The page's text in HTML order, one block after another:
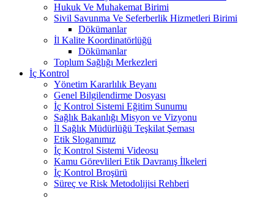
Hukuk Ve Muhakemat Birimi
Sivil Savunma Ve Seferberlik Hizmetleri Birimi
Dökümanlar
İl Kalite Koordinatörlüğü
Dökümanlar
Toplum Sağlığı Merkezleri
İç Kontrol
Yönetim Kararlılık Beyanı
Genel Bilgilendirme Dosyası
İç Kontrol Sistemi Eğitim Sunumu
Sağlık Bakanlığı Misyon ve Vizyonu
İl Sağlık Müdürlüğü Teşkilat Şeması
Etik Sloganımız
İç Kontrol Sistemi Videosu
Kamu Görevlileri Etik Davranış İlkeleri
İç Kontrol Broşürü
Süreç ve Risk Metodolijisi Rehberi